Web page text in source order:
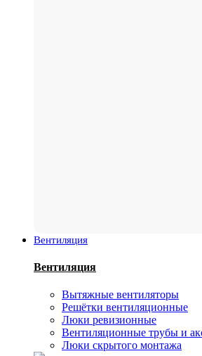
Вентиляция
Вентиляция
Вытяжные вентиляторы
Решётки вентиляционные
Люки ревизионные
Вентиляционные трубы и
Люки скрытого монтажа